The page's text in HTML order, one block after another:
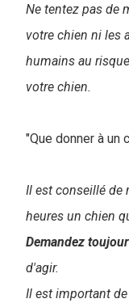
Ne tentez pas de
votre chien ni les
humains au
votre chien.
"Que donner à un
Il est conseillé de
heures un chien
Demandez
d'agir.
Il est important